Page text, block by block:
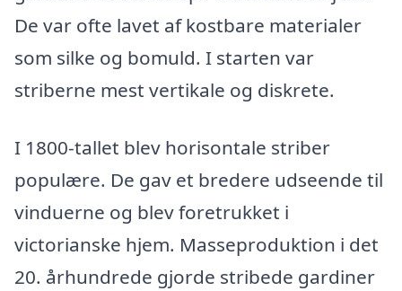
De var ofte lavet af kostbare materialer
som silke og bomuld. I starten var
striberne mest vertikale og diskrete.
I 1800-tallet blev horisontale striber
populære. De gav et bredere udseende til
vinduerne og blev foretrukket i
victorianske hjem. Masseproduktion i det
20. århundrede gjorde stribede gardiner